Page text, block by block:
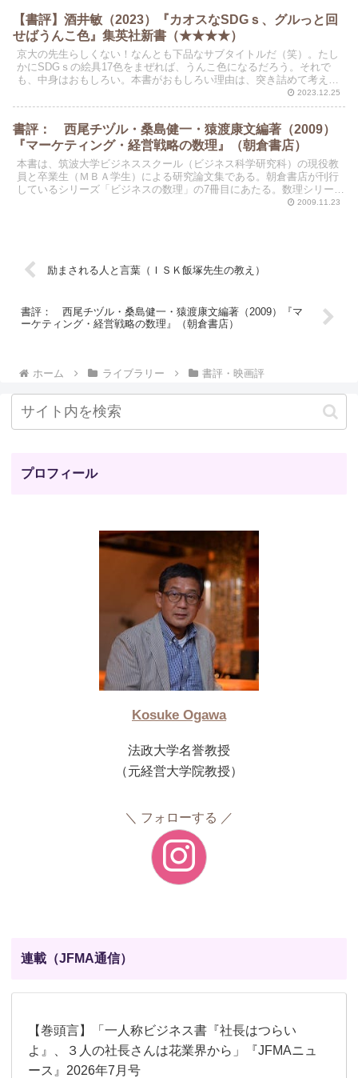
【書評】酒井敏（2023）『カオスなSDGｓ、グルっと回
せばうんこ色』集英社新書（★★★★）
京大の先生らしくない！なんとも下品なサブタイトルだ（笑）。たし
かにSDGｓの絵具17色をまぜれば、うんこ色になるだろう。それで
も、中身はおもしろい。本書がおもしろい理由は、突き詰めて考える
2023.12.25
書評： 西尾チヅル・桑島健一・猿渡康文編著（2009）
『マーケティング・経営戦略の数理』（朝倉書店）
本書は、筑波大学ビジネススクール（ビジネス科学研究科）の現役教
員と卒業生（ＭＢＡ学生）による研究論文集である。朝倉書店が刊行
しているシリーズ「ビジネスの数理」の7冊目にあたる。数理シリーズ
の第７作目は、マーケティングと経営戦略の分野の研究論... 2009.11.23
励まされる人と言葉（ＩＳＫ飯塚先生の教え）
書評： 西尾チヅル・桑島健一・猿渡康文編著（2009）『マ
ーケティング・経営戦略の数理』（朝倉書店）
ホーム ライブラリー 書評・映画評
プロフィール
Kosuke Ogawa
法政大学名誉教授
（元経営大学院教授）
フォローする
連載（JFMA通信）
【巻頭言】「一人称ビジネス書『社長はつらい
よ』、３人の社長さんは花業界から」『JFMAニュ
ース』2026年7月号